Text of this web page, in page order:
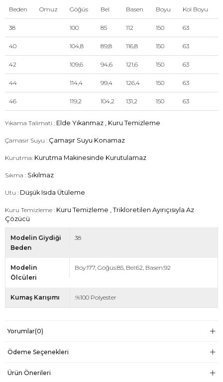
Beden
Omuz Göğüs Bel Basen Boyu Kol Boyu
38 100 85 112 150 63
40 104,8 89,8 116,8 150 63
42 109,6 94,6 121,6 150 63
44 114,4 99,4 126,4 150 63
46 119,2 104,2 131,2 150 63
Yıkama Talimati : Elde Yıkanmaz , Kuru Temizleme
Çamasır Suyu : Çamaşır Suyu Konamaz
Kurutma: Kurutma Makinesinde Kurutulamaz
Sıkma : Sıkılmaz
Utu : Düşük Isıda Ütüleme
Kuru Temizleme : Kuru Temizleme , Trikloretilen Ayırıçısıyla Az
Çözücü
Modelin Giydiği
Beden
38
Modelin
Ölcüleri
Boy:177, Göğüs:85, Bel:62, Basen:92
Kumaş Karışımı :%100 Polyester
Yorumlar(0)
Ödeme Seçenekleri
Ürün Önerileri